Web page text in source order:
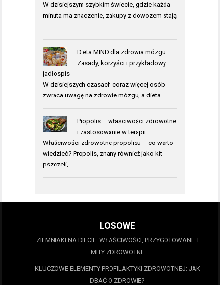
W dzisiejszym szybkim świecie, gdzie każda
minuta ma znaczenie, zakupy z dowozem stają
Dieta MIND dla zdrowia mózgu:
Zasady, korzyści i przykładowy
jadłospis
W dzisiejszych czasach coraz więcej osób
zwraca uwagę na zdrowie mózgu, a dieta …
Propolis – właściwości zdrowotne
i zastosowanie w terapii
Właściwości zdrowotne propolisu – co warto
wiedzieć? Propolis, znany również jako kit
pszczeli, …
LOSOWE
ZIEMNIAKI NA DIECIE: WŁAŚCIWOŚCI, PRZYGOTOWANIE I
MITY ZDROWOTNE
KLUCZOWE ELEMENTY PROFILAKTYKI ZDROWOTNEJ: JAK
DBAĆ O ZDROWIE?